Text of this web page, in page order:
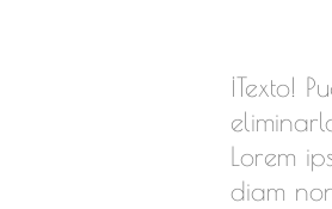
¡Texto!
Lorem
diam